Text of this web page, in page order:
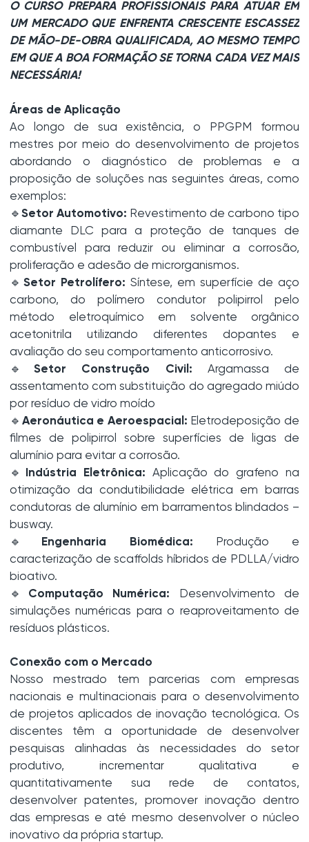
O CURSO PREPARA PROFISSIONAIS PARA ATUAR EM
UM MERCADO QUE ENFRENTA CRESCENTE ESCASSEZ
DE MÃO-DE-OBRA QUALIFICADA, AO MESMO TEMPO
EM QUE A BOA FORMAÇÃO SE TORNA CADA VEZ MAIS
NECESSÁRIA!
Áreas de Aplicação
Ao longo de sua existência, o PPGPM formou
mestres por meio do desenvolvimento de projetos
abordando o diagnóstico de problemas e a
proposição de soluções nas seguintes áreas, como
exemplos:
🔹 Setor Automotivo: Revestimento de carbono tipo
diamante DLC para a proteção de tanques de
combustível para reduzir ou eliminar a corrosão,
proliferação e adesão de microrganismos.
🔹 Setor Petrolífero: Síntese, em superfície de aço
carbono, do polímero condutor polipirrol pelo
método eletroquímico em solvente orgânico
acetonitrila utilizando diferentes dopantes e
avaliação do seu comportamento anticorrosivo.
🔹Setor Construção Civil: Argamassa de
assentamento com substituição do agregado miúdo
por resíduo de vidro moído
🔹 Aeronáutica e Aeroespacial: Eletrodeposição de
filmes de polipirrol sobre superfícies de ligas de
alumínio para evitar a corrosão.
🔹
Indústria Eletrônica: Aplicação do grafeno na
otimização da condutibilidade elétrica em barras
condutoras de alumínio em barramentos blindados –
busway.
🔹
Engenharia Biomédica: Produção e
caracterização de scaffolds híbridos de PDLLA/vidro
bioativo.
🔹 Computação Numérica: Desenvolvimento de
simulações numéricas para o reaproveitamento de
resíduos plásticos.
Conexão com o Mercado
Nosso mestrado tem parcerias com empresas
nacionais e multinacionais para o desenvolvimento
de projetos aplicados de inovação tecnológica. Os
discentes têm a oportunidade de desenvolver
pesquisas alinhadas às necessidades do setor
produtivo, incrementar qualitativa e
quantitativamente sua rede de contatos,
desenvolver patentes, promover inovação dentro
das empresas e até mesmo desenvolver o núcleo
inovativo da própria startup.